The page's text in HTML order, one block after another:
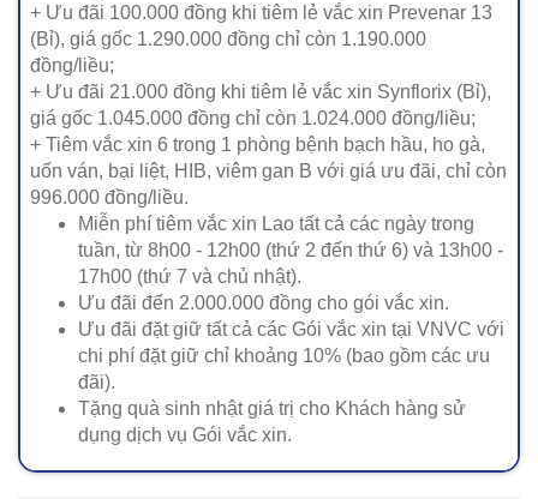
+ Ưu đãi 100.000 đồng khi tiêm lẻ vắc xin Prevenar 13
(Bỉ), giá gốc 1.290.000 đồng chỉ còn 1.190.000
đồng/liều;
+ Ưu đãi 21.000 đồng khi tiêm lẻ vắc xin Synflorix (Bỉ),
giá gốc 1.045.000 đồng chỉ còn 1.024.000 đồng/liều;
+ Tiêm vắc xin 6 trong 1 phòng bệnh bạch hầu, ho gà,
uốn ván, bại liệt, HIB, viêm gan B với giá ưu đãi, chỉ còn
996.000 đồng/liều.
Miễn phí tiêm vắc xin Lao tất cả các ngày trong
tuần, từ 8h00 - 12h00 (thứ 2 đến thứ 6) và 13h00 -
17h00 (thứ 7 và chủ nhật).
Ưu đãi đến 2.000.000 đồng cho gói vắc xin.
Ưu đãi đặt giữ tất cả các Gói vắc xin tại VNVC với
chi phí đặt giữ chỉ khoảng 10% (bao gồm các ưu
đãi).
Tặng quà sinh nhật giá trị cho Khách hàng sử
dụng dịch vụ Gói vắc xin.